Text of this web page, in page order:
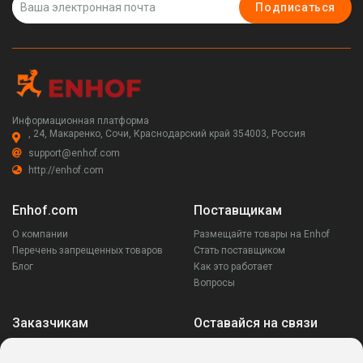
Подписаться
Информационная платформа
, 24, Макаренко, Сочи, Краснодарский край 354003, Россия
support@enhof.com
http://enhof.com
Enhof.com
О компании
Перечень запрещенных товаров
Блог
Поставщикам
Размещайте товары на Enhof
Стать поставщиком
Как это работает
Вопросы
Заказчикам Оставайся на связи